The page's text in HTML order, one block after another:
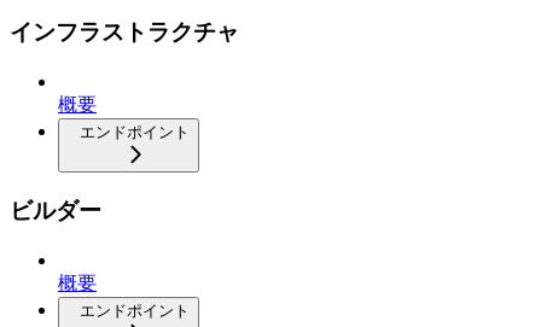
インフラストラクチャ
概要
エンドポイント
ビルダー
概要
エンドポイント